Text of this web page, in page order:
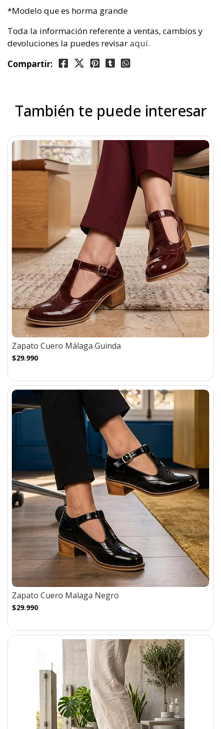
*Modelo que es horma grande
Toda la información referente a ventas, cambios y
devoluciones la puedes revisaraquí.
Compartir:
También te puede interesar
Zapato Cuero Málaga Guinda
$29.990
Zapato Cuero Malaga Negro
$29.990